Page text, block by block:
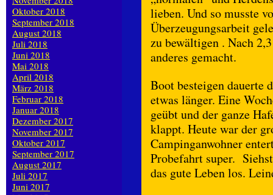
lieben. Und so musste
Überzeugungsarbeit
zu bewältigen . Nach
anderes gemacht.
Boot besteigen dauerte
etwas länger. Eine
geübt und der ganze
klappt. Heute war der
Campinganwohner
Probefahrt super.
das gute Leben los.
Oktober 2018
September 2018
August 2018
Juli 2018
Juni 2018
Mai 2018
April 2018
März 2018
Februar 2018
Januar 2018
Dezember 2017
November 2017
Oktober 2017
September 2017
August 2017
Juli 2017
Juni 2017